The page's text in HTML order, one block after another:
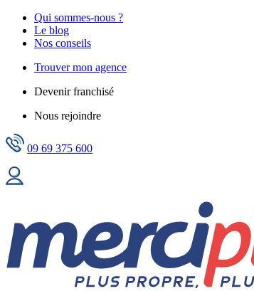
Qui sommes-nous ?
Le blog
Nos conseils
Trouver mon agence
Devenir franchisé
Nous rejoindre
09 69 375 600